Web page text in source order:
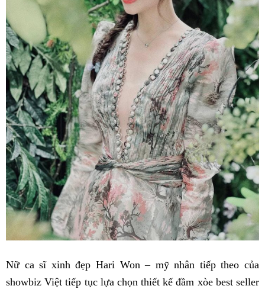
Nữ ca sĩ xinh đẹp Hari Won– mỹ nhân tiếp theo của
showbiz Việt tiếp tục lựa chọn thiết kế đầm xòe best seller